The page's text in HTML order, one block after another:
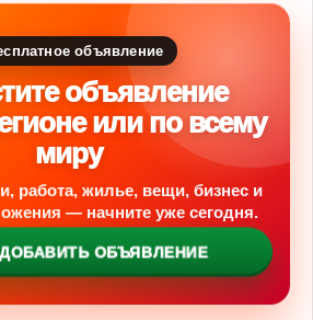
объявление
объявление
или по всему
миру
работа, жилье, вещи, бизнес и
— начните уже сегодня.
ДОБАВИТЬ ОБЪЯВЛЕНИЕ